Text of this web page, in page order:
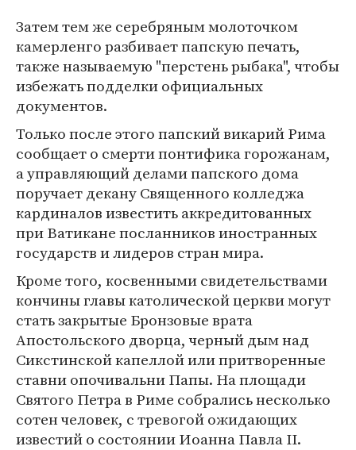
Затем тем же серебряным молоточком
камерленго разбивает папскую печать,
также называемую "перстень рыбака", чтобы
избежать подделки официальных
документов.
Только после этого папский викарий Рима
сообщает о смерти понтифика горожанам,
а управляющий делами папского дома
поручает декану Священного колледжа
кардиналов известить аккредитованных
при Ватикане посланников иностранных
государств и лидеров стран мира.
Кроме того, косвенными свидетельствами
кончины главы католической церкви могут
стать закрытые Бронзовые врата
Апостольского дворца, черный дым над
Сикстинской капеллой или притворенные
ставни опочивальни Папы. На площади
Святого Петра в Риме собрались несколько
сотен человек, с тревогой ожидающих
известий о состоянии Иоанна Павла II.